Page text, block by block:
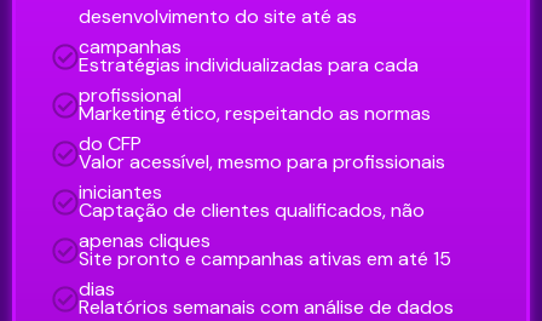
desenvolvimento do site até as
campanhas
Estratégias individualizadas para cada
profissional
Marketing ético, respeitando as normas
do CFP
Valor acessível, mesmo para profissionais
iniciantes
Captação de clientes qualificados, não
apenas cliques
Site pronto e campanhas ativas em até 15
dias
Relatórios semanais com análise de dados